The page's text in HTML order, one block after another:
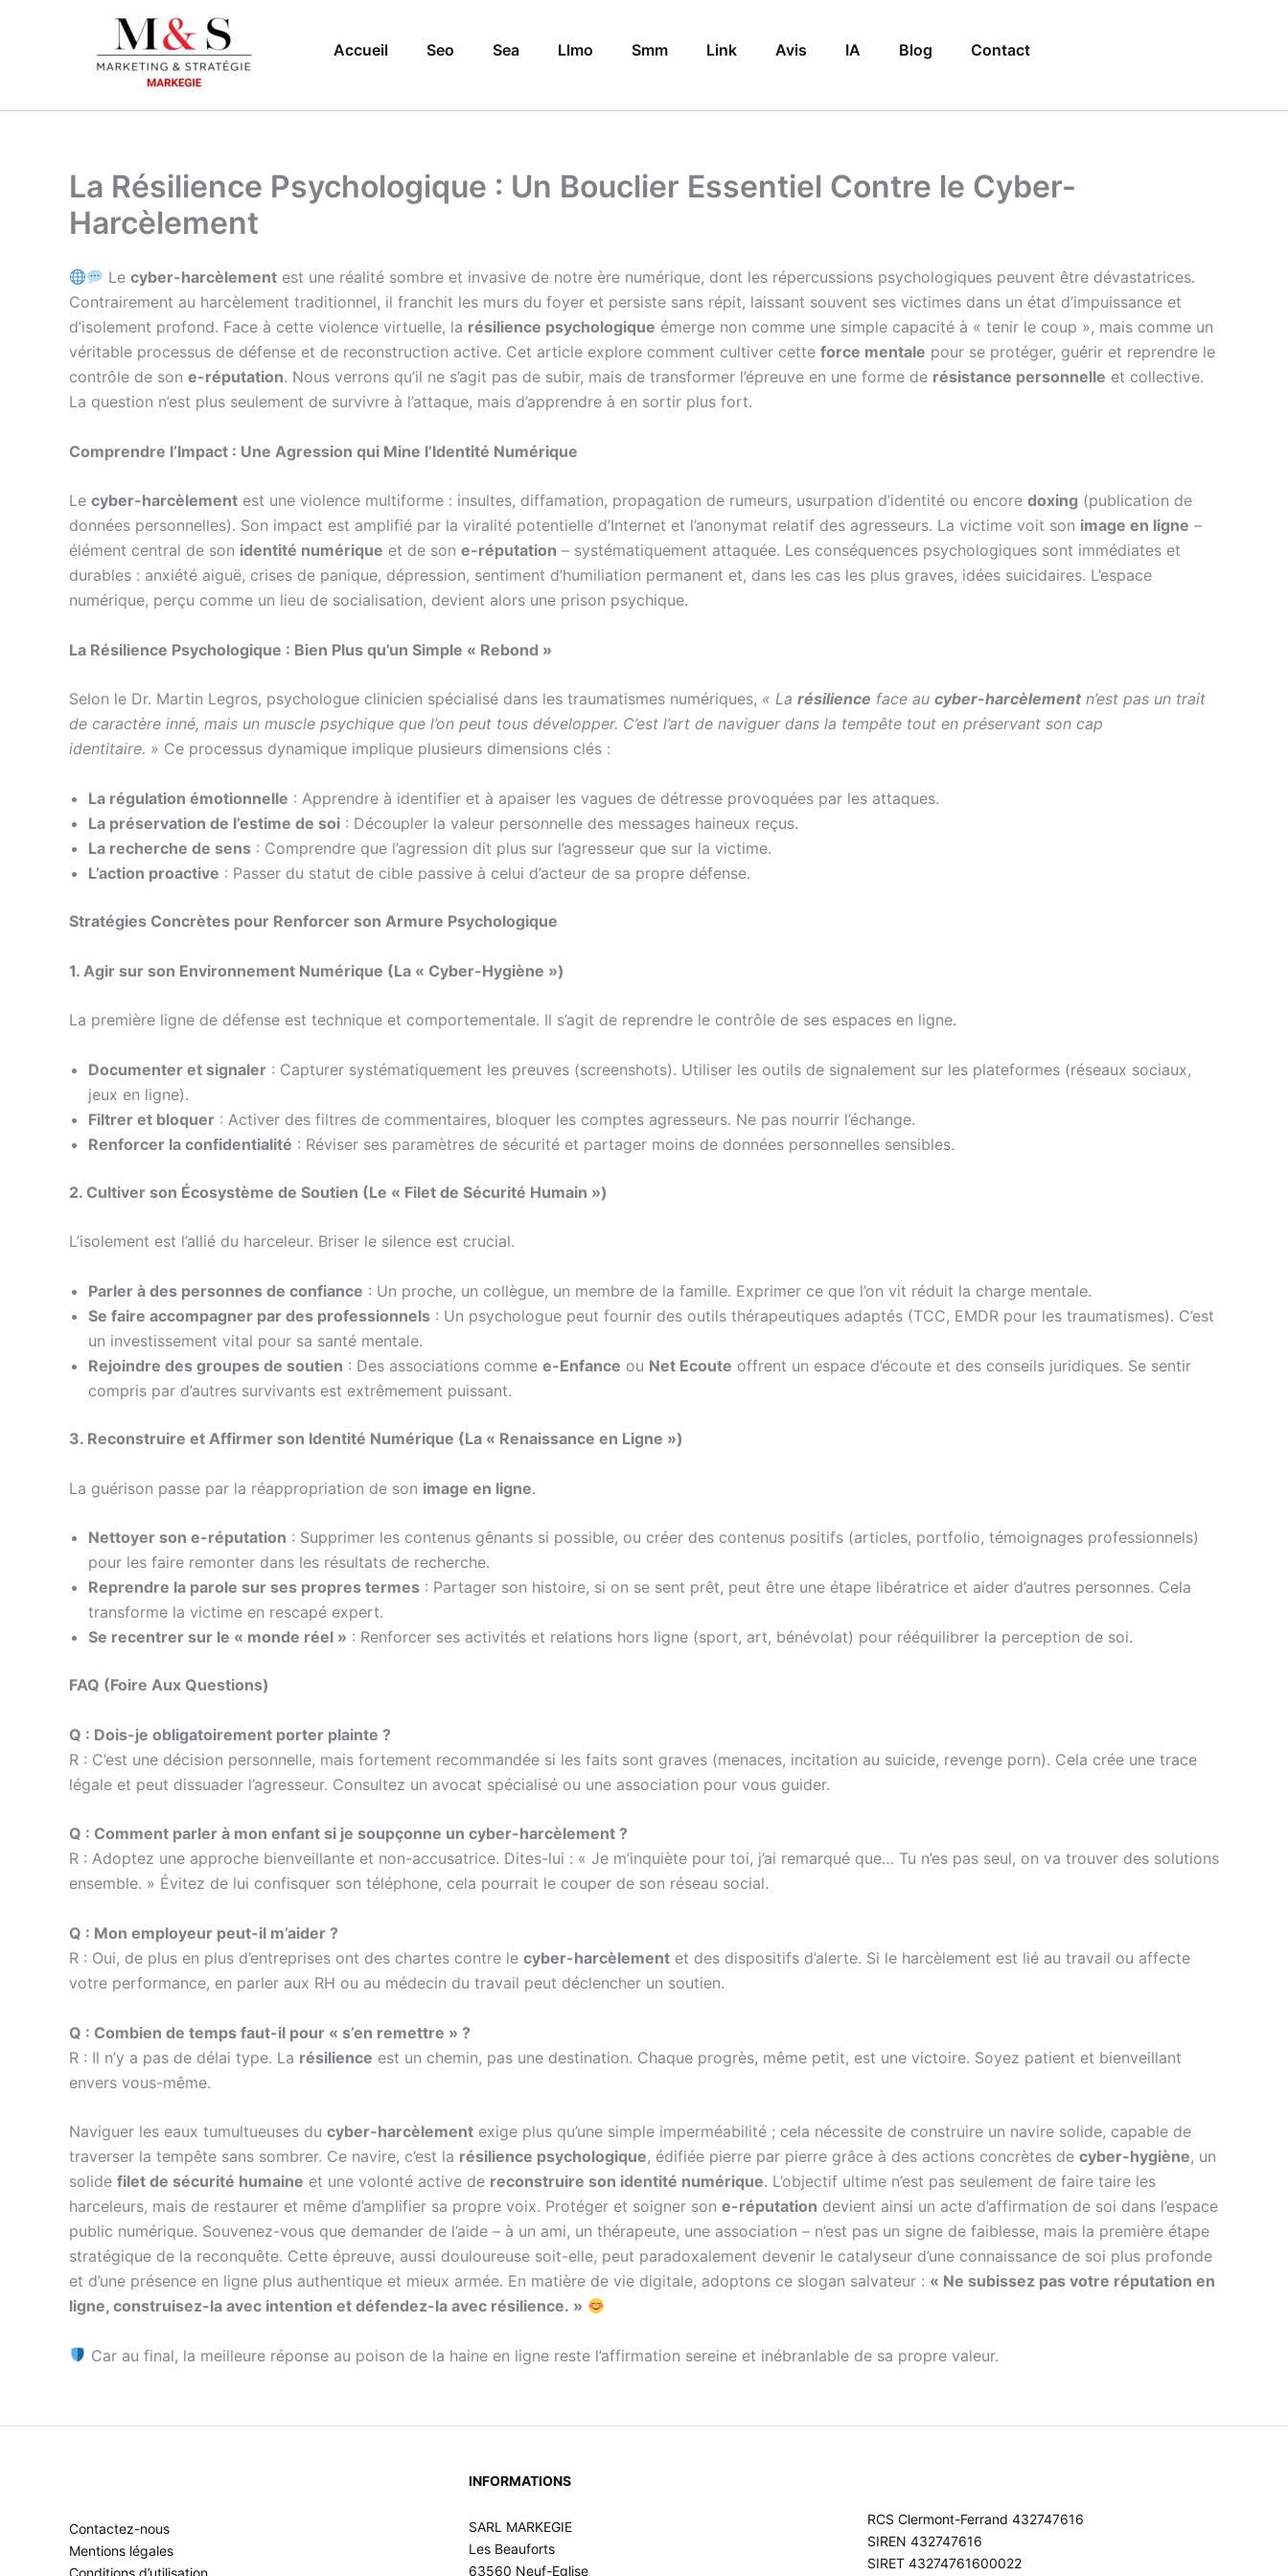
Accueil Seo Sea Llmo Smm Link Avis IA Blog Contact
La Résilience Psychologique : Un Bouclier Essentiel Contre le Cyber-
Harcèlement
Lecyber-harcèlement est une réalité sombre et invasive de notre ère numérique, dont les répercussions psychologiques peuvent être dévastatrices.
Contrairement au harcèlement traditionnel, il franchit les murs du foyer et persiste sans répit, laissant souvent ses victimes dans un état d’impuissance et
d’isolement profond. Face à cette violence virtuelle, la résilience psychologique émerge non comme une simple capacité à « tenir le coup », mais comme un
véritable processus de défense et de reconstruction active. Cet article explore comment cultiver cette force mentale pour se protéger, guérir et reprendre le
contrôle de son e-réputation. Nous verrons qu’il ne s’agit pas de subir, mais de transformer l’épreuve en une forme de résistance personnelle et collective.
La question n’est plus seulement de survivre à l’attaque, mais d’apprendre à en sortir plus fort.
Comprendre l’Impact : Une Agression qui Mine l’Identité Numérique
Le cyber-harcèlement est une violence multiforme : insultes, diffamation, propagation de rumeurs, usurpation d’identité ou encore doxing (publication de
données personnelles). Son impact est amplifié par la viralité potentielle d’Internet et l’anonymat relatif des agresseurs. La victime voit son image en ligne –
élément central de son identité numérique et de son e-réputation – systématiquement attaquée. Les conséquences psychologiques sont immédiates et
durables : anxiété aiguë, crises de panique, dépression, sentiment d’humiliation permanent et, dans les cas les plus graves, idées suicidaires. L’espace
numérique, perçu comme un lieu de socialisation, devient alors une prison psychique.
La Résilience Psychologique : Bien Plus qu’un Simple « Rebond »
Selon le Dr. Martin Legros, psychologue clinicien spécialisé dans les traumatismes numériques, « La résilience face au cyber-harcèlementn’est pas un trait
de caractère inné, mais un muscle psychique que l’on peut tous développer. C’est l’art de naviguer dans la tempête tout en préservant son cap
identitaire. » Ce processus dynamique implique plusieurs dimensions clés :
La régulation émotionnelle : Apprendre à identifier et à apaiser les vagues de détresse provoquées par les attaques.
La préservation de l’estime de soi : Découpler la valeur personnelle des messages haineux reçus.
La recherche de sens : Comprendre que l’agression dit plus sur l’agresseur que sur la victime.
L’action proactive : Passer du statut de cible passive à celui d’acteur de sa propre défense.
Stratégies Concrètes pour Renforcer son Armure Psychologique
1. Agir sur son Environnement Numérique (La « Cyber-Hygiène »)
La première ligne de défense est technique et comportementale. Il s’agit de reprendre le contrôle de ses espaces en ligne.
Documenter et signaler : Capturer systématiquement les preuves (screenshots). Utiliser les outils de signalement sur les plateformes (réseaux sociaux,
jeux en ligne).
Filtrer et bloquer : Activer des filtres de commentaires, bloquer les comptes agresseurs. Ne pas nourrir l’échange.
Renforcer la confidentialité : Réviser ses paramètres de sécurité et partager moins de données personnelles sensibles.
2. Cultiver son Écosystème de Soutien (Le « Filet de Sécurité Humain »)
L’isolement est l’allié du harceleur. Briser le silence est crucial.
Parler à des personnes de confiance : Un proche, un collègue, un membre de la famille. Exprimer ce que l’on vit réduit la charge mentale.
Se faire accompagner par des professionnels : Un psychologue peut fournir des outils thérapeutiques adaptés (TCC, EMDR pour les traumatismes). C’est
un investissement vital pour sa santé mentale.
Rejoindre des groupes de soutien : Des associations comme e-Enfance ou Net Ecoute offrent un espace d’écoute et des conseils juridiques. Se sentir
compris par d’autres survivants est extrêmement puissant.
3. Reconstruire et Affirmer son Identité Numérique (La « Renaissance en Ligne »)
La guérison passe par la réappropriation de son image en ligne.
Nettoyer son e-réputation : Supprimer les contenus gênants si possible, ou créer des contenus positifs (articles, portfolio, témoignages professionnels)
pour les faire remonter dans les résultats de recherche.
Reprendre la parole sur ses propres termes : Partager son histoire, si on se sent prêt, peut être une étape libératrice et aider d’autres personnes. Cela
transforme la victime en rescapé expert.
Se recentrer sur le « monde réel » : Renforcer ses activités et relations hors ligne (sport, art, bénévolat) pour rééquilibrer la perception de soi.
FAQ (Foire Aux Questions)
Q : Dois-je obligatoirement porter plainte ?
R : C’est une décision personnelle, mais fortement recommandée si les faits sont graves (menaces, incitation au suicide, revenge porn). Cela crée une trace
légale et peut dissuader l’agresseur. Consultez un avocat spécialisé ou une association pour vous guider.
Q : Comment parler à mon enfant si je soupçonne un cyber-harcèlement ?
R : Adoptez une approche bienveillante et non-accusatrice. Dites-lui : « Je m’inquiète pour toi, j’ai remarqué que… Tu n’es pas seul, on va trouver des solutions
ensemble. » Évitez de lui confisquer son téléphone, cela pourrait le couper de son réseau social.
Q : Mon employeur peut-il m’aider ?
R : Oui, de plus en plus d’entreprises ont des chartes contre le cyber-harcèlement et des dispositifs d’alerte. Si le harcèlement est lié au travail ou affecte
votre performance, en parler aux RH ou au médecin du travail peut déclencher un soutien.
Q : Combien de temps faut-il pour « s’en remettre » ?
R : Il n’y a pas de délai type. La résilience est un chemin, pas une destination. Chaque progrès, même petit, est une victoire. Soyez patient et bienveillant
envers vous-même.
Naviguer les eaux tumultueuses du cyber-harcèlement exige plus qu’une simple imperméabilité ; cela nécessite de construire un navire solide, capable de
traverser la tempête sans sombrer. Ce navire, c’est la résilience psychologique, édifiée pierre par pierre grâce à des actions concrètes de cyber-hygiène, un
solide filet de sécurité humaine et une volonté active de reconstruire son identité numérique. L’objectif ultime n’est pas seulement de faire taire les
harceleurs, mais de restaurer et même d’amplifier sa propre voix. Protéger et soigner son e-réputation devient ainsi un acte d’affirmation de soi dans l’espace
public numérique. Souvenez-vous que demander de l’aide – à un ami, un thérapeute, une association – n’est pas un signe de faiblesse, mais la première étape
stratégique de la reconquête. Cette épreuve, aussi douloureuse soit-elle, peut paradoxalement devenir le catalyseur d’une connaissance de soi plus profonde
et d’une présence en ligne plus authentique et mieux armée. En matière de vie digitale, adoptons ce slogan salvateur : « Ne subissez pas votre réputation en
ligne, construisez-la avec intention et défendez-la avec résilience. »
Car au final, la meilleure réponse au poison de la haine en ligne reste l’affirmation sereine et inébranlable de sa propre valeur.
Contactez-nous
Mentions légales
Conditions d’utilisation
INFORMATIONS
SARL MARKEGIE
Les Beauforts
63560 Neuf-Eglise
RCS Clermont-Ferrand 432747616
SIREN 432747616
SIRET 43274761600022